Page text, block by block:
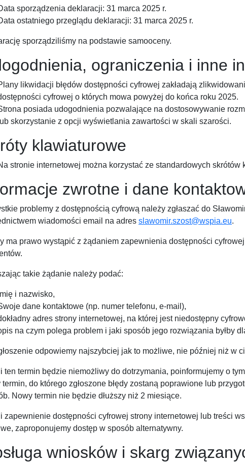
sporządzenia deklaracji: 31 marca 2025 r.
ostatniego przeglądu deklaracji: 31 marca 2025 r.
sporządziliśmy na podstawie samooceny.
ograniczenia i inne
likwidacji błędów dostępności cyfrowej zakładają
cyfrowej o których mowa powyżej do końca roku 2025.
posiada udogodnienia pozwalające na dostosowywanie
lub skorzystanie z opcji wyświetlania zawartości w skali szarości.
klawiaturowe
stronie internetowej można korzystać ze standardowych skrótów
zwrotne i dane
problemy z dostępnością cyfrową należy zgłaszać do
wiadomości email na adres slawomir.szost@wspia.eu.
ma prawo wystąpić z żądaniem zapewnienia dostępności
takie żądanie należy podać:
Imię i nazwisko,
dane kontaktowe (np. numer telefonu, e-mail),
adres strony internetowej, na której jest niedostępny
na czym polega problem i jaki sposób jego rozwiązania byłby
odpowiemy najszybciej jak to możliwe, nie później niż w
ten termin będzie niemożliwy do dotrzymania, poinformujemy o
termin, do którego zgłoszone błędy zostaną poprawione lub
Nowy termin nie będzie dłuższy niż 2 miesiące.
zapewnienie dostępności cyfrowej strony internetowej lub treści
zaproponujemy dostęp w sposób alternatywny.
wniosków i skarg